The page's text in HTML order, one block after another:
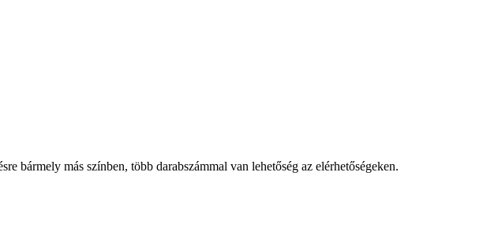
bármely más színben, több darabszámmal van lehetőség az elérhetőségeken.